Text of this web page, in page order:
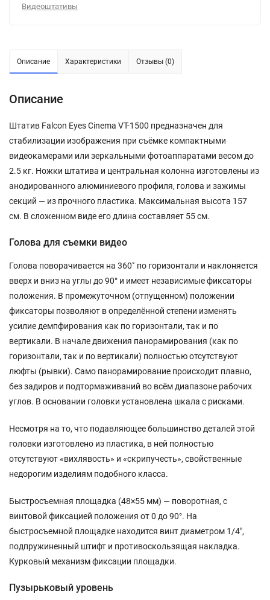
Видеоштативы
Описание Характеристики Отзывы (0)
Описание
Штатив Falcon Eyes Cinema VT-1500 предназначен для
стабилизации изображения при съёмке компактными
видеокамерами или зеркальными фотоаппаратами весом до
2.5 кг. Ножки штатива и центральная колонна изготовлены из
анодированного алюминиевого профиля, голова и зажимы
секций — из прочного пластика. Максимальная высота 157
см. В сложенном виде его длина составляет 55 см.
Голова для съемки видео
Голова поворачивается на 360˚ по горизонтали и наклоняется
вверх и вниз на углы до 90° и имеет независимые фиксаторы
положения. В промежуточном (отпущенном) положении
фиксаторы позволяют в определённой степени изменять
усилие демпфирования как по горизонтали, так и по
вертикали. В начале движения панорамирования (как по
горизонтали, так и по вертикали) полностью отсутствуют
люфты (рывки). Само панорамирование происходит плавно,
без задиров и подтормаживаний во всём диапазоне рабочих
углов. В основании головки установлена шкала с рисками.
Несмотря на то, что подавляющее большинство деталей этой
головки изготовлено из пластика, в ней полностью
отсутствуют «вихлявость» и «скрипучесть», свойственные
недорогим изделиям подобного класса.
Быстросъемная площадка (48×55 мм) — поворотная, с
винтовой фиксацией положения от 0 до 90°. На
быстросъемной площадке находится винт диаметром 1/4″,
подпружиненный штифт и противоскользящая накладка.
Курковый механизм фиксации площадки.
Пузырьковый уровень